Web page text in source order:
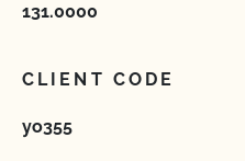
131.0000
CLIENT CODE
yo355